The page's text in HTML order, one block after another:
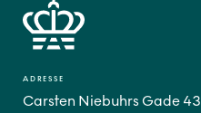
ADRESSE
Carsten Niebuhrs Gade 43